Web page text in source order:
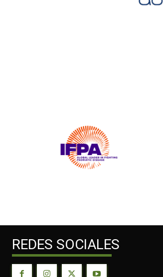
REDES SOCIALES